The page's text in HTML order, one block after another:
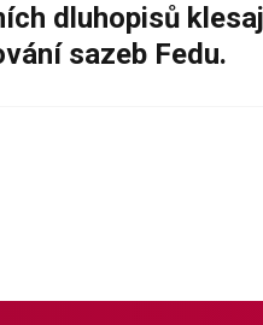
dluhopisů
sazeb Fedu.